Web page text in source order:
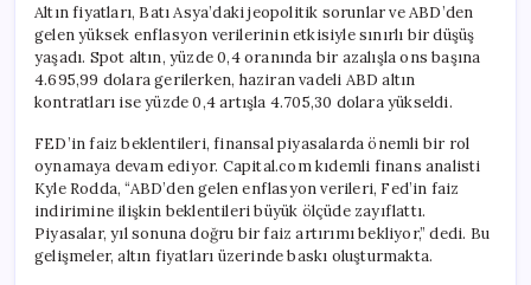
Altın fiyatları, Batı Asya’daki jeopolitik sorunlar ve ABD’den
gelen yüksek enflasyon verilerinin etkisiyle sınırlı bir düşüş
yaşadı. Spot altın, yüzde 0,4 oranında bir azalışla ons başına
4.695,99 dolara gerilerken, haziran vadeli ABD altın
kontratları ise yüzde 0,4 artışla 4.705,30 dolara yükseldi.
FED’in faiz beklentileri, finansal piyasalarda önemli bir rol
oynamaya devam ediyor. Capital.com kıdemli finans analisti
Kyle Rodda, “ABD’den gelen enflasyon verileri, Fed’in faiz
indirimine ilişkin beklentileri büyük ölçüde zayıflattı.
Piyasalar, yıl sonuna doğru bir faiz artırımı bekliyor,” dedi. Bu
gelişmeler, altın fiyatları üzerinde baskı oluşturmakta.